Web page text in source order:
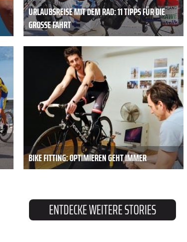
URLAUBSREISE MIT DEM RAD: 11 TIPPS FÜR DIE
GROSSE FAHRT
BIKE FITTING: OPTIMIEREN GEHT IMMER
ENTDECKE WEITERE STORIES